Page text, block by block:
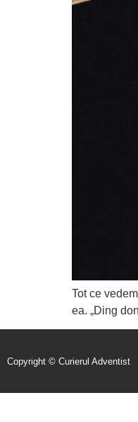
Tot ce
ea. „Ding
Copyright © Curierul Adventist